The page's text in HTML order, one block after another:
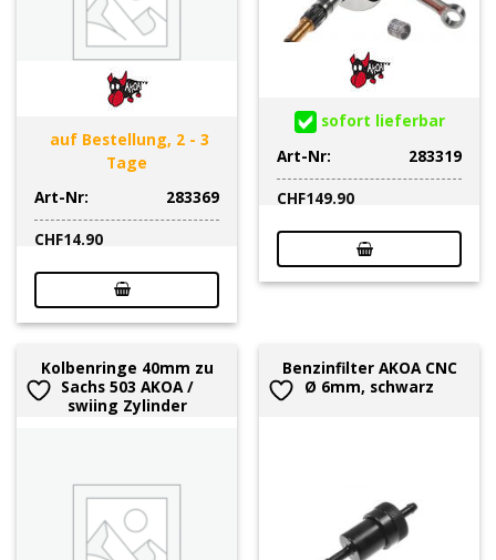
auf Bestellung, 2 - 3
Tage
Art-Nr:
283369
CHF14.90
sofort lieferbar
Art-Nr:
283319
CHF149.90
Kolbenringe 40mm zu
Sachs 503 AKOA /
swiing Zylinder
Benzinfilter AKOA CNC
Ø 6mm, schwarz